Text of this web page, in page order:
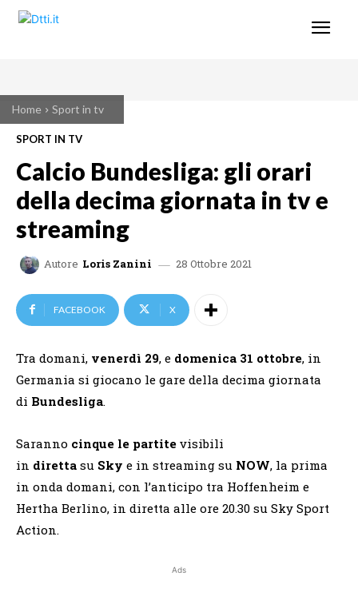
Home Sport in tv
SPORT IN TV
Calcio Bundesliga: gli orari
della decima giornata in tv e
streaming
Autore Loris Zanini 28 Ottobre 2021
FACEBOOK X
Tra domani, venerdì 29, e domenica 31 ottobre, in
Germania si giocano le gare della decima giornata
di Bundesliga.
Saranno cinque le partite visibili
in diretta su Sky e in streaming su NOW, la prima
in onda domani, con l’anticipo tra Hoffenheim e
Hertha Berlino, in diretta alle ore 20.30 su Sky Sport
Action.
Ads